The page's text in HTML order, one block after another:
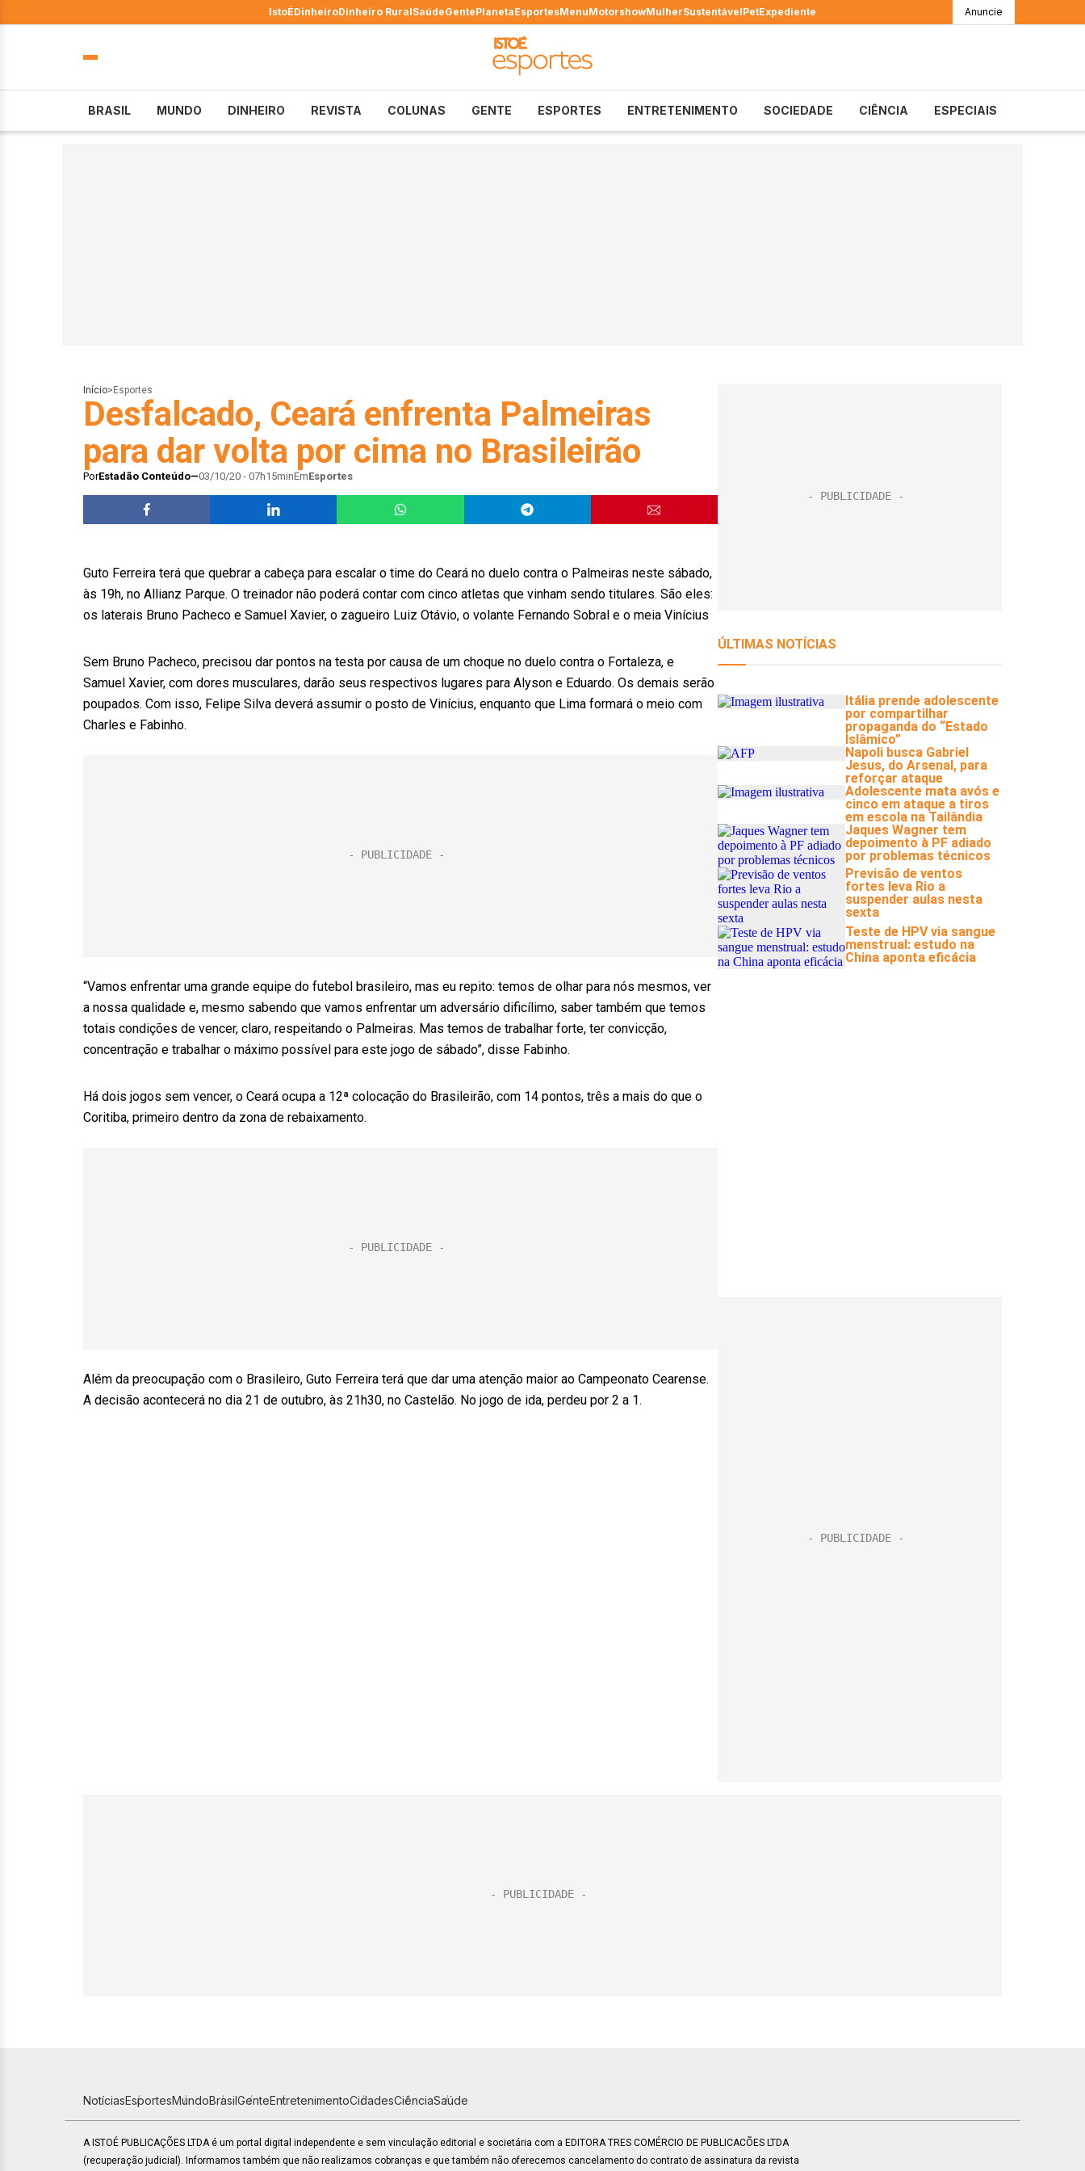
IstoÉDinheiroDinheiro RuralSaúdeGentePlanetaEsportesMenuMotorshowMulherSustentávelPetExpediente Anuncie
BRASIL MUNDO DINHEIRO REVISTA COLUNAS GENTE ESPORTES ENTRETENIMENTO SOCIEDADE CIÊNCIA ESPECIAIS
Início> Esportes
Desfalcado, Ceará enfrenta Palmeiras
para dar volta por cima no Brasileirão
PorEstadão Conteúdo 03/10/20 - 07h15minEmEsportes
Guto Ferreira terá que quebrar a cabeça para escalar o time do Ceará no duelo contra o Palmeiras neste sábado,
às 19h, no Allianz Parque. O treinador não poderá contar com cinco atletas que vinham sendo titulares. São eles:
os laterais Bruno Pacheco e Samuel Xavier, o zagueiro Luiz Otávio, o volante Fernando Sobral e o meia Vinícius
Sem Bruno Pacheco, precisou dar pontos na testa por causa de um choque no duelo contra o Fortaleza, e
Samuel Xavier, com dores musculares, darão seus respectivos lugares para Alyson e Eduardo. Os demais serão
poupados. Com isso, Felipe Silva deverá assumir o posto de Vinícius, enquanto que Lima formará o meio com
Charles e Fabinho.
“Vamos enfrentar uma grande equipe do futebol brasileiro, mas eu repito: temos de olhar para nós mesmos, ver
a nossa qualidade e, mesmo sabendo que vamos enfrentar um adversário dificílimo, saber também que temos
totais condições de vencer, claro, respeitando o Palmeiras. Mas temos de trabalhar forte, ter convicção,
concentração e trabalhar o máximo possível para este jogo de sábado”, disse Fabinho.
Há dois jogos sem vencer, o Ceará ocupa a 12ª colocação do Brasileirão, com 14 pontos, três a mais do que o
Coritiba, primeiro dentro da zona de rebaixamento.
Além da preocupação com o Brasileiro, Guto Ferreira terá que dar uma atenção maior ao Campeonato Cearense.
A decisão acontecerá no dia 21 de outubro, às 21h30, no Castelão. No jogo de ida, perdeu por 2 a 1.
NotíciasEsportesMundoBrasilGenteEntretenimentoCidadesCiênciaSaúde
A ISTOÉ PUBLICAÇÕES LTDA é um portal digital independente e sem vinculação editorial e societária com a EDITORA TRES COMÉRCIO DE PUBLICACÕES LTDA
(recuperação judicial). Informamos também que não realizamos cobranças e que também não oferecemos cancelamento do contrato de assinatura da revista